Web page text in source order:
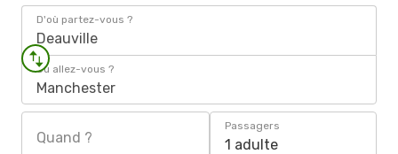
D'où partez-vous ?
Deauville
Où allez-vous ?
Manchester
Quand ?
Passagers
1 adulte